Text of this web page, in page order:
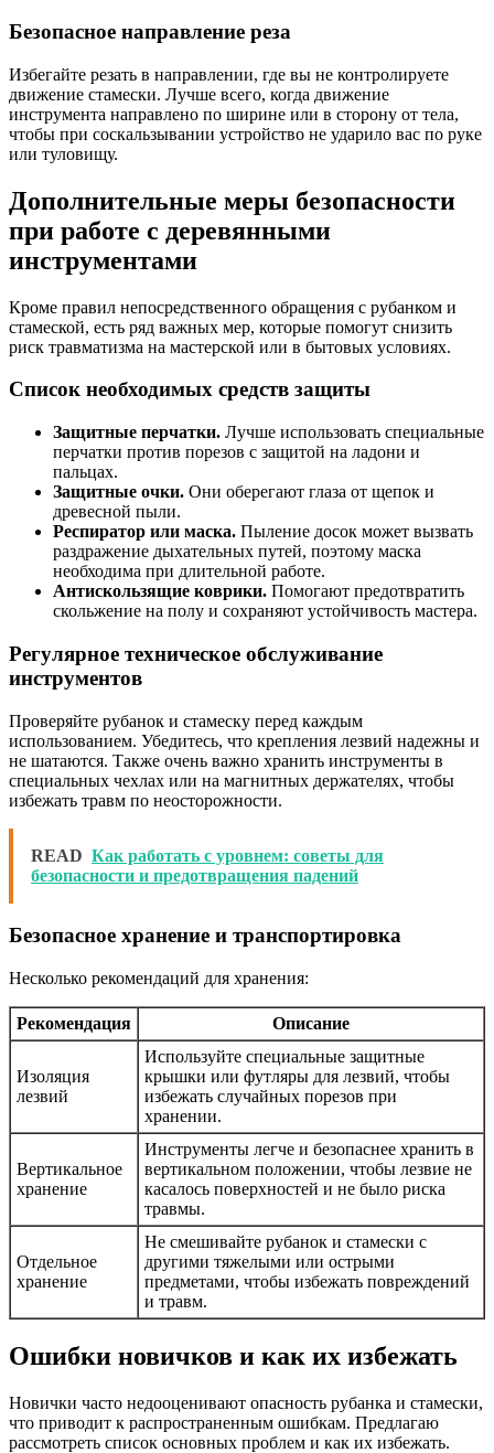
Безопасное направление реза
Избегайте резать в направлении, где вы не контролируете
движение стамески. Лучше всего, когда движение
инструмента направлено по ширине или в сторону от тела,
чтобы при соскальзывании устройство не ударило вас по руке
или туловищу.
Дополнительные меры безопасности
при работе с деревянными
инструментами
Кроме правил непосредственного обращения с рубанком и
стамеской, есть ряд важных мер, которые помогут снизить
риск травматизма на мастерской или в бытовых условиях.
Список необходимых средств защиты
Защитные перчатки. Лучше использовать специальные
перчатки против порезов с защитой на ладони и
пальцах.
Защитные очки. Они оберегают глаза от щепок и
древесной пыли.
Респиратор или маска. Пыление досок может вызвать
раздражение дыхательных путей, поэтому маска
необходима при длительной работе.
Антискользящие коврики. Помогают предотвратить
скольжение на полу и сохраняют устойчивость мастера.
Регулярное техническое обслуживание
инструментов
Проверяйте рубанок и стамеску перед каждым
использованием. Убедитесь, что крепления лезвий надежны и
не шатаются. Также очень важно хранить инструменты в
специальных чехлах или на магнитных держателях, чтобы
избежать травм по неосторожности.
READ Как работать с уровнем: советы для
безопасности и предотвращения падений
Безопасное хранение и транспортировка
Несколько рекомендаций для хранения:
Рекомендация Описание
Изоляция
лезвий
Используйте специальные защитные
крышки или футляры для лезвий, чтобы
избежать случайных порезов при
хранении.
Вертикальное
хранение
Инструменты легче и безопаснее хранить в
вертикальном положении, чтобы лезвие не
касалось поверхностей и не было риска
травмы.
Отдельное
хранение
Не смешивайте рубанок и стамески с
другими тяжелыми или острыми
предметами, чтобы избежать повреждений
и травм.
Ошибки новичков и как их избежать
Новички часто недооценивают опасность рубанка и стамески,
что приводит к распространенным ошибкам. Предлагаю
рассмотреть список основных проблем и как их избежать.